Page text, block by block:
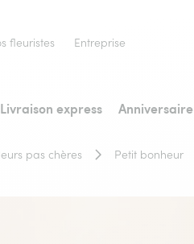
Livraison express Anniversaire
fleuristes Entreprise
fleurs
pas chères Petit bonheur